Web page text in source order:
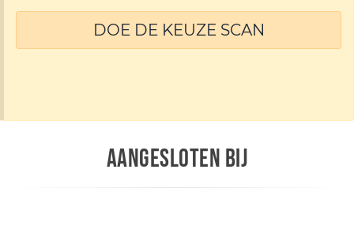
DOE DE KEUZE SCAN
AANGESLOTEN BIJ